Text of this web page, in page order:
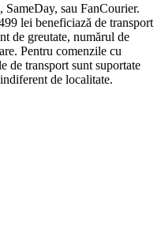
sau FanCourier.
lei beneficiază de transport
de greutate, numărul de
Pentru comenzile cu
de transport sunt suportate
de localitate.